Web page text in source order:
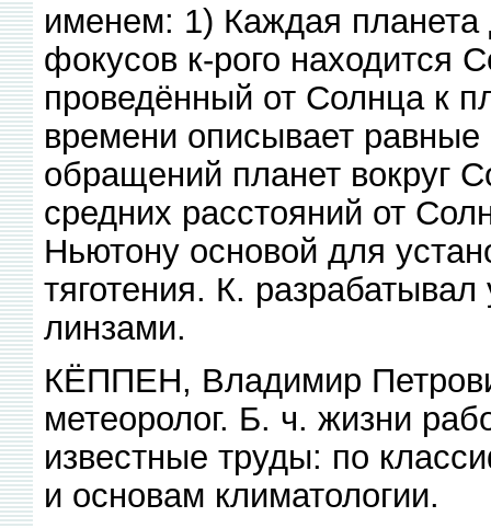
именем: 1) Каждая планета
фокусов к-рого находится
проведённый от Солнца к
времени описывает
обращений планет вокруг
средних расстояний от
Ньютону основой для
тяготения. К.
линзами.
КЁППЕН, Владимир
метеоролог. Б. ч. жизни
известные труды: по
и основам климатологии.